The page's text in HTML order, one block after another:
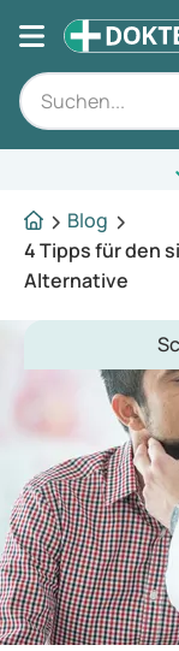
Blog
4 Tipps für den
Alternative